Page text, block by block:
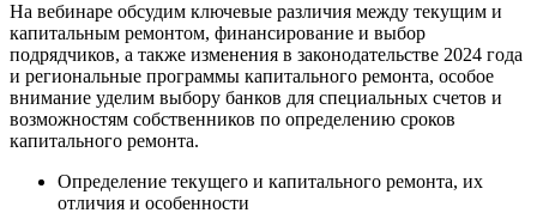
На вебинаре обсудим ключевые различия между текущим и
капитальным ремонтом, финансирование и выбор
подрядчиков, а также изменения в законодательстве 2024 года
и региональные программы капитального ремонта, особое
внимание уделим выбору банков для специальных счетов и
возможностям собственников по определению сроков
капитального ремонта.
Определение текущего и капитального ремонта, их
отличия и особенности